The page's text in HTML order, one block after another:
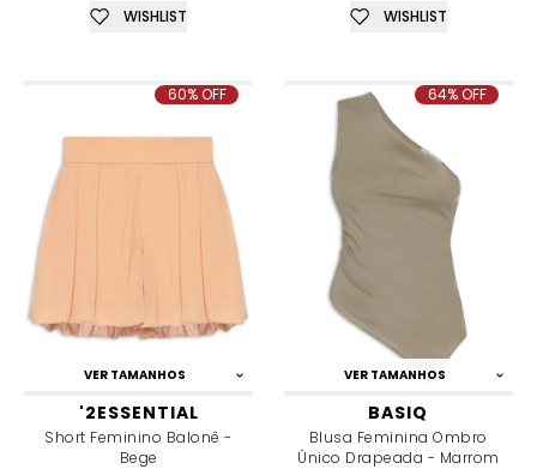
WISHLIST WISHLIST
VER TAMANHOS
'2ESSENTIAL
Short Feminino Balonê -
Bege
60% OFF
VER TAMANHOS
BASIQ
Blusa Feminina Ombro
Único Drapeada - Marrom
64% OFF